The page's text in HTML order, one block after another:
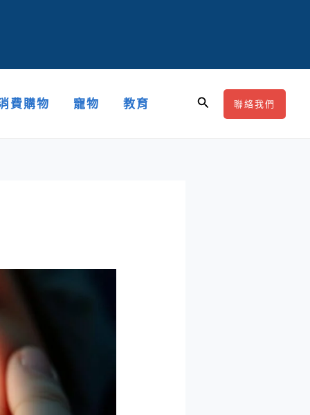
費購物 寵物 教育
搜
聯絡我們